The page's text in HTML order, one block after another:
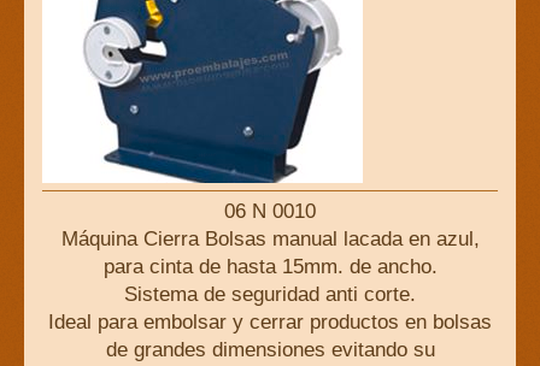
06 N 0010
Máquina Cierra Bolsas manual lacada en azul,
para cinta de hasta 15mm. de ancho.
Sistema de seguridad anti corte.
Ideal para embolsar y cerrar productos en bolsas
de grandes dimensiones evitando su